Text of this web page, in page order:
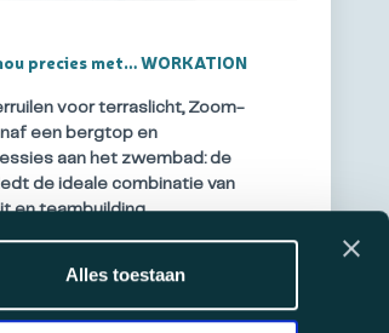
Alles toestaan
precies met… WORKATION
voor terraslicht, Zoom-
een bergtop en
aan het zwembad: de
de ideale combinatie van
en teambuilding.